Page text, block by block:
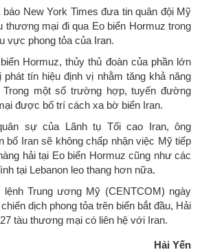
New York Times đưa tin quân đội Mỹ
thương mại đi qua Eo biển Hormuz trong
vực phong tỏa của Iran.
Hormuz, thủy thủ đoàn của phần lớn
tín hiệu định vị nhằm tăng khả năng
Trong một số trường hợp, tuyến đường
được bố trí cách xa bờ biển Iran.
sự của Lãnh tụ Tối cao Iran, ông
bố Iran sẽ không chấp nhận việc Mỹ tiếp
hải tại Eo biển Hormuz cũng như các
tại Lebanon leo thang hơn nữa.
Trung ương Mỹ (CENTCOM) ngày
dịch phong tỏa trên biển bắt đầu, Hải
tàu thương mại có liên hệ với Iran.
Hải Yến